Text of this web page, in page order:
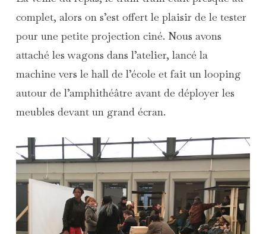
complet, alors on s’est offert le plaisir de le tester
pour une petite projection ciné. Nous avons
attaché les wagons dans l’atelier, lancé la
machine vers le hall de l’école et fait un looping
autour de l’amphithéâtre avant de déployer les
meubles devant un grand écran.